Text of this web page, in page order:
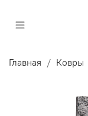
Главная Ковры